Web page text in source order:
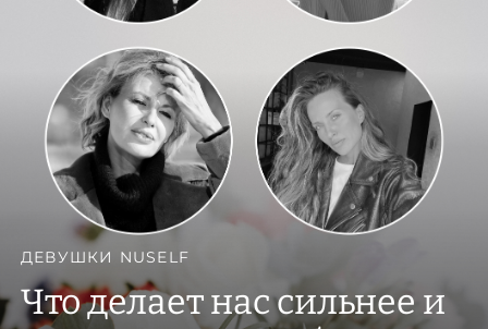
ДЕВУШКИ NUSELF
Что делает нас сильнее и